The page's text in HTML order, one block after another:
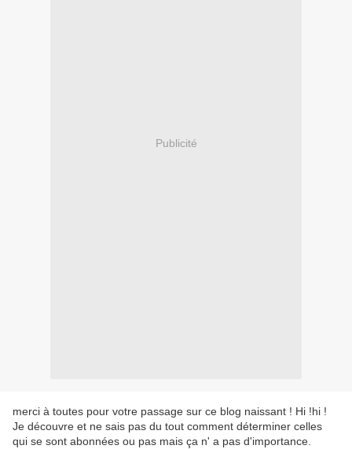
Publicité
merci à toutes pour votre passage sur ce blog naissant ! Hi !hi !
Je découvre et ne sais pas du tout comment déterminer celles
qui se sont abonnées ou pas mais ça n' a pas d'importance.